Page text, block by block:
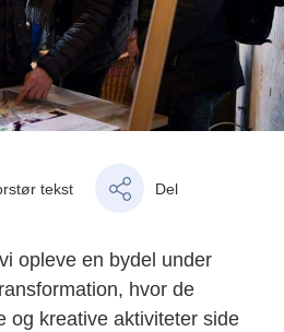
tekst Del
opleve en bydel under
hvor de
og kreative aktiviteter side